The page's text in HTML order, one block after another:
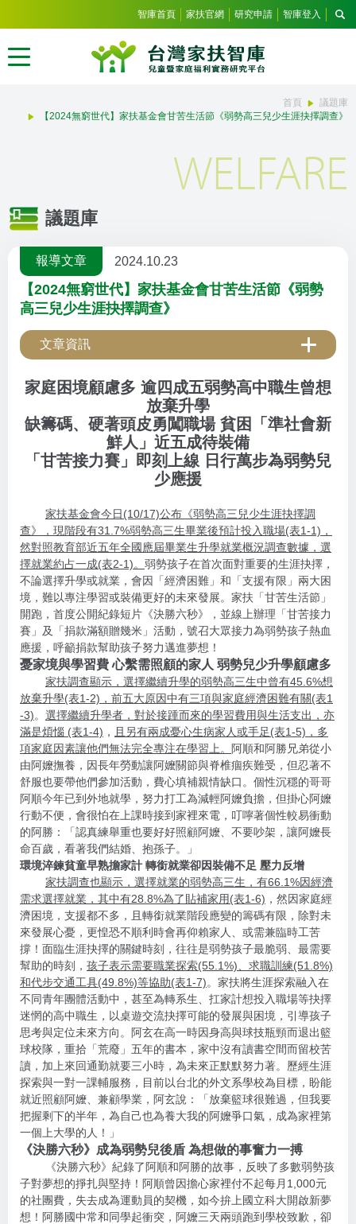
智庫首頁 家扶官網 研究申請 智庫登入
首頁
議題庫
【2024無窮世代】家扶基金會甘苦生活節《弱勢高三兒少生涯抉擇調查》
議題庫
WELFARE
報導文章 2024.10.23
【2024無窮世代】家扶基金會甘苦生活節《弱勢
高三兒少生涯抉擇調查》
文章資訊
家庭困境顧慮多 逾四成五弱勢高中職生曾想
放棄升學
缺籌碼、硬著頭皮勇闖職場 貧困「準社會新
鮮人」近五成待裝備
「甘苦接力賽」即刻上線 日行萬步為弱勢兒
少應援
家扶基金會今日(10/17)公布《弱勢高三兒少生涯抉擇調
查》，現階段有31.7%弱勢高三生畢業後預計投入職場(表1-1)，
然對照教育部近五年全國應屆畢業生升學就業概況調查數據，選
擇就業約占一成(表2-1)。 弱勢孩子在首次面對重要的生涯抉擇，
不論選擇升學或就業，會因「經濟困難」和「支援有限」兩大困
境，難以專注學習或裝備更好的未來發展。家扶「甘苦生活節」
開跑，首度公開紀錄短片《決勝六秒》，並線上辦理「甘苦接力
賽」及「捐款滿額贈幾米」活動，號召大眾接力為弱勢孩子熱血
應援，呼籲捐款幫助孩子努力邁進夢想！
憂家境與學習費 心繫需照顧的家人 弱勢兒少升學顧慮多
家扶調查顯示，選擇繼續升學的弱勢高三生中曾有45.6%想
放棄升學(表1-2)，前五大原因中有三項與家庭經濟困難有關(表1
-3)。 選擇繼續升學者，對於接踵而來的學習費用與生活支出，亦
滿是煩惱 (表1-4) ，
且另有兩成憂心生病家人或手足(表1-5)，多
項家庭因素讓他們無法完全專注在學習上。
阿順和阿勝兄弟從小
由阿嬤撫養，因長年勞動讓阿嬤關節與脊椎痼疾難受，但忍著不
舒服也要帶他們參加活動，費心填補親情缺口。個性沉穩的哥哥
阿順今年已到外地就學，努力打工為減輕阿嬤負擔，但掛心阿嬤
行動不便，會很怕在上課時接到家裡來電，叮嚀著個性較易衝動
的阿勝：「認真練舉重也要好好照顧阿嬤、不要吵架，讓阿嬤長
命百歲，看著我們結婚、抱孫子。」
環境淬鍊貧童早熟擔家計 轉銜就業卻因裝備不足 壓力反增
家扶調查也顯示，選擇就業的弱勢高三生，有66.1%因經濟
需求選擇就業，其中有28.8%為了貼補家用(表1-6) ，然因家庭經
濟困境，支援都不多，且轉銜就業階段應變的籌碼有限，除對未
來發展心憂，更惶恐不順利時會再仰賴家人、或需兼臨時工苦
撐！面臨生涯抉擇的關鍵時刻，往往是弱勢孩子最脆弱、最需要
幫助的時刻， 孩子表示需要職業探索(55.1%)、求職訓練(51.8%)
和代步交通工具(49.8%)等協助(表1-7)。家扶將生涯探索融入在
不同青年團體活動中，甚至為轉系生、扛家計想投入職場等抉擇
迷惘的高中職生，以桌遊交流抉擇可能的發展與困境，引導孩子
思考與定位未來方向。阿玄在高一時因身高與球技瓶頸而退出籃
球校隊，重拾「荒廢」五年的書本，家中沒有讀書空間而留校苦
讀，加上來回通勤就要三小時，為未來正默默努力著。歷經生涯
探索與一對一課輔服務，目前以台北的外文系學校為目標，盼能
就近照顧阿嬤、兼顧學業，阿玄說：「放棄籃球很難過，但我要
把握剩下的半年，為自己也為養大我的阿嬤爭口氣，成為家裡第
一個上大學的人！」
《決勝六秒》成為弱勢兒後盾 為想做的事奮力一搏
《決勝六秒》紀錄了阿順和阿勝的故事，反映了多數弱勢孩
子對夢想的掙扎與堅持！阿順曾因擔心家裡付不起每月1,000元
的社團費，失去成為運動員的契機，如今拚上國立科大開啟新夢
想！阿勝國中常和同學起衝突，阿嬤三天兩頭跑到學校致歉，卻